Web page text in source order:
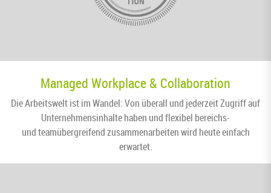
Managed Workplace & Collaboration
Die Arbeitswelt ist im Wandel: Von überall und jederzeit Zugriff auf
Unternehmensinhalte haben und flexibel bereichs-
und teamübergreifend zusammenarbeiten wird heute einfach
erwartet.